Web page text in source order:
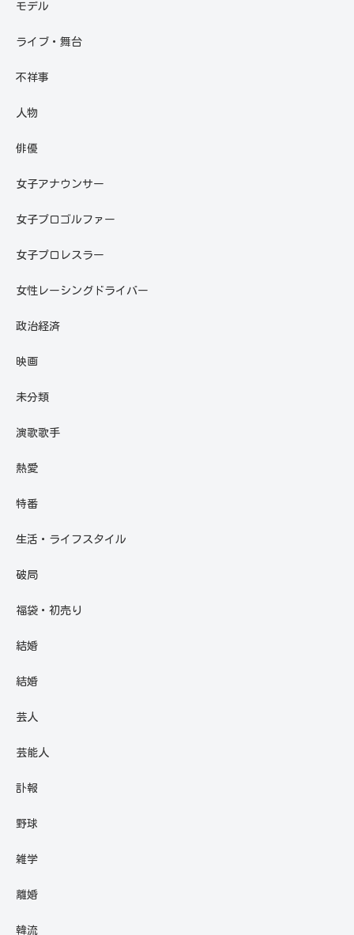
モデル
ライブ・舞台
不祥事
人物
俳優
女子アナウンサー
女子プロゴルファー
女子プロレスラー
女性レーシングドライバー
政治経済
映画
未分類
演歌歌手
熱愛
特番
生活・ライフスタイル
破局
福袋・初売り
結婚
結婚
芸人
芸能人
訃報
野球
雑学
離婚
韓流